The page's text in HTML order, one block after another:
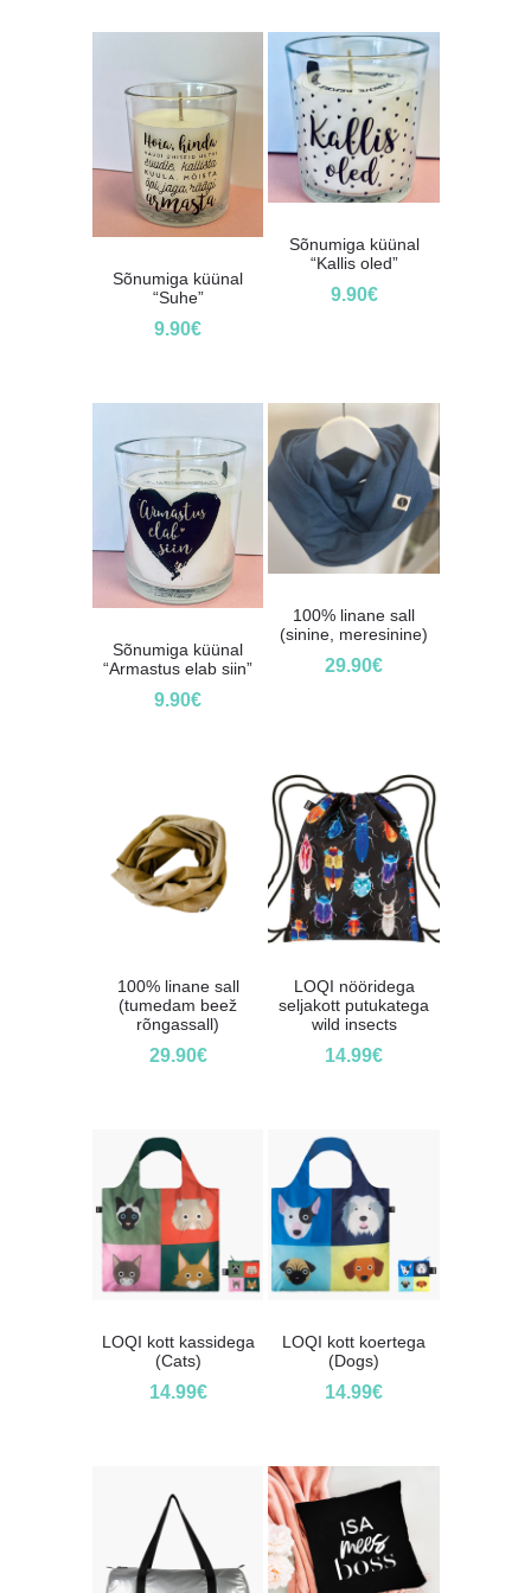
Sõnumiga küünal
“Suhe”
9.90€
Sõnumiga küünal
“Kallis oled”
9.90€
Sõnumiga küünal
“Armastus elab siin”
9.90€
100% linane sall
(sinine, meresinine)
29.90€
100% linane sall
(tumedam beež
rõngassall)
29.90€
LOQI nööridega
seljakott putukatega
wild insects
14.99€
LOQI kott kassidega
(Cats)
14.99€
LOQI kott koertega
(Dogs)
14.99€